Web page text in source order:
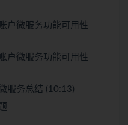
户微服务功能可用性
户微服务功能可用性
服务总结 (10:13)